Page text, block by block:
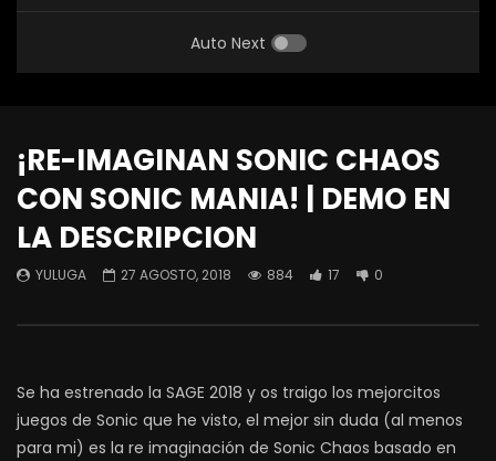
Auto Next
¡RE-IMAGINAN SONIC CHAOS
CON SONIC MANIA! | DEMO EN
LA DESCRIPCION
YULUGA 27 AGOSTO, 2018 884 17 0
Se ha estrenado la SAGE 2018 y os traigo los mejorcitos
juegos de Sonic que he visto, el mejor sin duda (al menos
para mi) es la re imaginación de Sonic Chaos basado en